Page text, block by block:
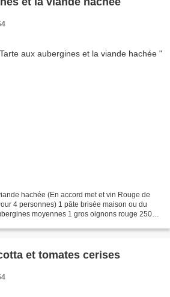
hachée (En accord met et vin Rouge de
4 personnes) 1 pâte brisée maison ou du
moyennes 1 gros oignons rouge 250 g
et tomates cerises